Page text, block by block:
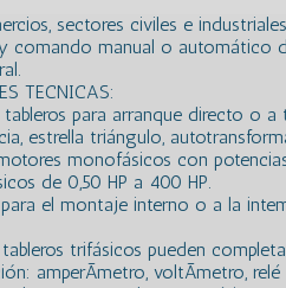
sectores civiles e
comando manual o automático
TECNICAS:
para arranque directo o a
estrella triángulo,
monofásicos con
de 0,50 HP a 400 HP.
el montaje interno o a la
trifásicos pueden
amperÃ­metro, voltÃ­metro,